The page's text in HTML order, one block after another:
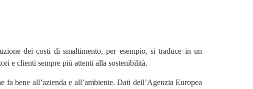
dei costi di smaltimento, per esempio, si traduce in un
e clienti sempre più attenti alla sostenibilità.
bene all’azienda e all’ambiente. Dati dell’Agenzia Europea